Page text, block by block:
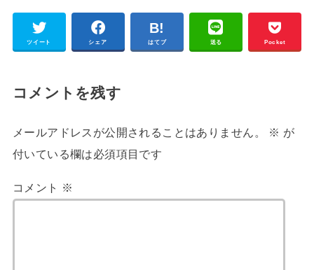
ツイート シェア はてブ 送る Pocket
コメントを残す
メールアドレスが公開されることはありません。 ※ が
付いている欄は必須項目です
コメント ※